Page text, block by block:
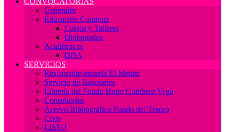
Generales
Educación Continua
Cursos y Talleres
Diplomados
Académicas
DDA
SERVICIOS
Restaurante-escuela El Metate
Servicio de Banquetes
Librería del Fondo Hugo Gutiérrez Vega
Consultorías
Acervo Bibliográfico Fondo del Tesoro
Civis
LISSU